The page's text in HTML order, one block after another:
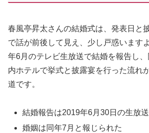
春風亭昇太さんの結婚式は、発表日と
で話が前後して見え、少し戸惑います
年6月のテレビ生放送で結婚を報告し
内ホテルで挙式と披露宴を行った流れ
道です。
結婚報告は2019年6月30日の生放送
婚姻は同年7月と報じられた